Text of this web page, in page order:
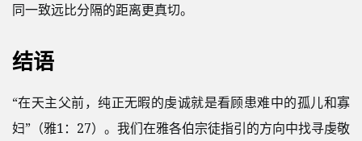
同一致远比分隔的距离更真切。
结语
“在天主父前，纯正无暇的虔诚就是看顾患难中的孤儿和寡
妇”（雅1：27）。我们在雅各伯宗徒指引的方向中找寻虔敬